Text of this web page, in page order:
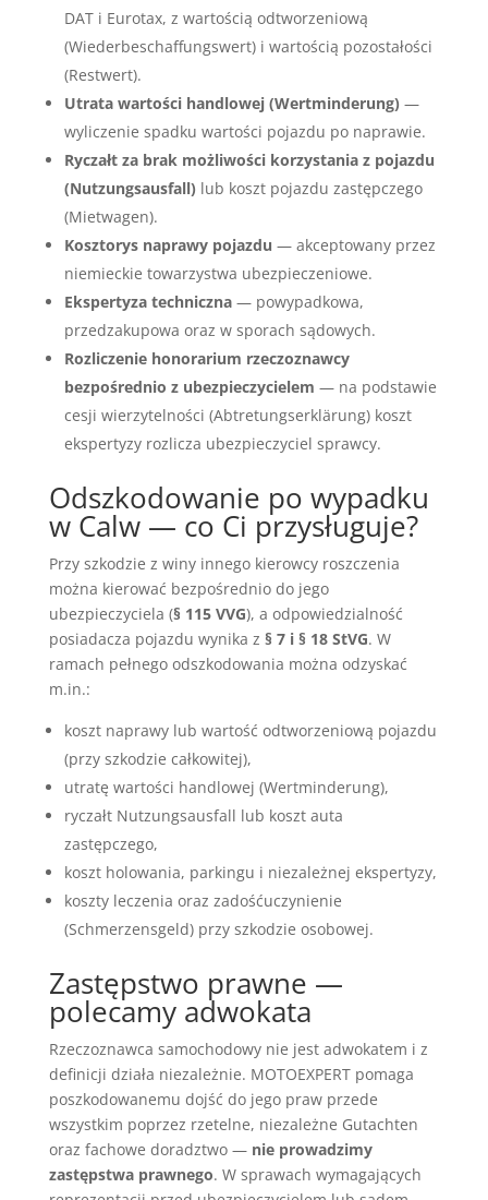
DAT i Eurotax, z wartością odtworzeniową
(Wiederbeschaffungswert) i wartością pozostałości
(Restwert).
Utrata wartości handlowej (Wertminderung) —
wyliczenie spadku wartości pojazdu po naprawie.
Ryczałt za brak możliwości korzystania z pojazdu
(Nutzungsausfall) lub koszt pojazdu zastępczego
(Mietwagen).
Kosztorys naprawy pojazdu — akceptowany przez
niemieckie towarzystwa ubezpieczeniowe.
Ekspertyza techniczna— powypadkowa,
przedzakupowa oraz w sporach sądowych.
Rozliczenie honorarium rzeczoznawcy
bezpośrednio z ubezpieczycielem — na podstawie
cesji wierzytelności (Abtretungserklärung) koszt
ekspertyzy rozlicza ubezpieczyciel sprawcy.
Odszkodowanie po wypadku
w Calw — co Ci przysługuje?
Przy szkodzie z winy innego kierowcy roszczenia
można kierować bezpośrednio do jego
ubezpieczyciela (§ 115 VVG), a odpowiedzialność
posiadacza pojazdu wynika z § 7 i § 18 StVG. W
ramach pełnego odszkodowania można odzyskać
m.in.:
koszt naprawy lub wartość odtworzeniową pojazdu
(przy szkodzie całkowitej),
utratę wartości handlowej (Wertminderung),
ryczałt Nutzungsausfall lub koszt auta
zastępczego,
koszt holowania, parkingu i niezależnej ekspertyzy,
koszty leczenia oraz zadośćuczynienie
(Schmerzensgeld) przy szkodzie osobowej.
Zastępstwo prawne —
polecamy adwokata
Rzeczoznawca samochodowy nie jest adwokatem i z
definicji działa niezależnie. MOTOEXPERT pomaga
poszkodowanemu dojść do jego praw przede
wszystkim poprzez rzetelne, niezależne Gutachten
oraz fachowe doradztwo — nie prowadzimy
zastępstwa prawnego. W sprawach wymagających